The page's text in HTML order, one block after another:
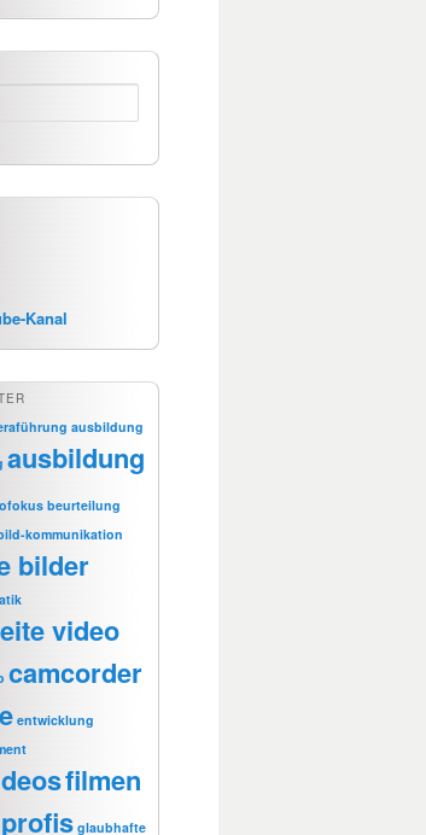
Kanal
ausbildung
ausbildung
beurteilung
kommunikation
bilder
video
camcorder
entwicklung
filmen
glaubhafte